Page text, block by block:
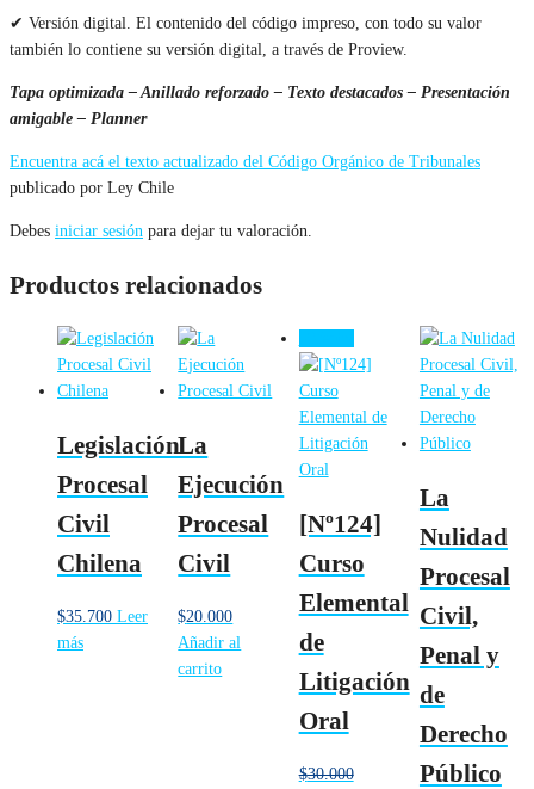
✔ Versión digital. El contenido del código impreso, con todo su valor
también lo contiene su versión digital, a través de Proview.
Tapa optimizada – Anillado reforzado – Texto destacados – Presentación
amigable – Planner
Encuentra acá el texto actualizado del Código Orgánico de Tribunales
publicado por Ley Chile
Debes iniciar sesión para dejar tu valoración.
Productos relacionados
Legislación
Procesal
Civil
Chilena
$35.700 Leer
más
La
Ejecución
Procesal
Civil
$20.000
Añadir al
carrito
[Nº124]
Curso
Elemental
de
Litigación
Oral
$30.000
La
Nulidad
Procesal
Civil,
Penal y
de
Derecho
Público